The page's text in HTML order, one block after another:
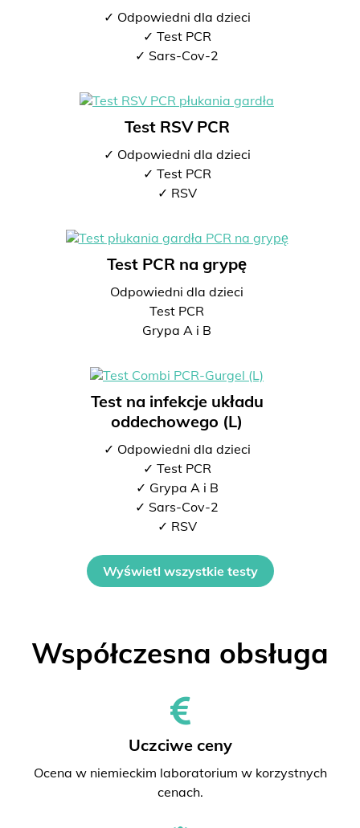
✓ Odpowiedni dla dzieci
✓ Test PCR
✓ Sars-Cov-2
Test RSV PCR
✓ Odpowiedni dla dzieci
✓ Test PCR
✓ RSV
Test PCR na grypę
Odpowiedni dla dzieci
Test PCR
Grypa A i B
Test na infekcje układu
oddechowego (L)
✓ Odpowiedni dla dzieci
✓ Test PCR
✓ Grypa A i B
✓ Sars-Cov-2
✓ RSV
Wyświetl wszystkie testy
Współczesna obsługa
Uczciwe ceny
Ocena w niemieckim laboratorium w korzystnych
cenach.